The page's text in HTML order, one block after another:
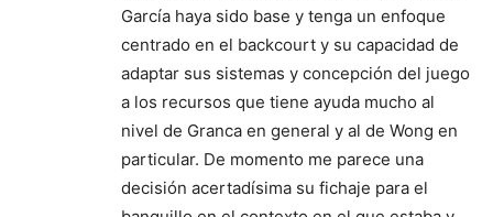
García haya sido base y tenga un enfoque
centrado en el backcourt y su capacidad de
adaptar sus sistemas y concepción del juego
a los recursos que tiene ayuda mucho al
nivel de Granca en general y al de Wong en
particular. De momento me parece una
decisión acertadísima su fichaje para el